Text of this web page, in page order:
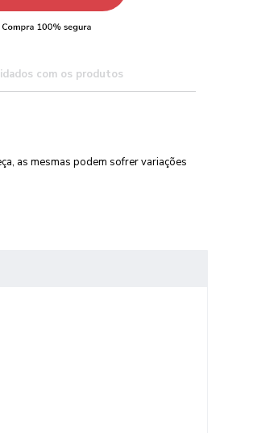
com os produtos
as mesmas podem sofrer variações